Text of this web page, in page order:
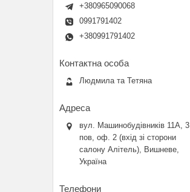
+380965090068
0991791402
+380991791402
Людмила та Тетяна
вул. Машинобудівників 11А, 3
пов, оф. 2 (вхід зі сторони
салону Алітель), Вишневе,
Україна